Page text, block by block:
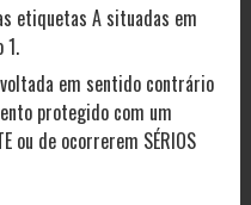
etiquetas A situadas em
1.
em sentido contrário
protegido com um
ou de ocorrerem SÉRIOS